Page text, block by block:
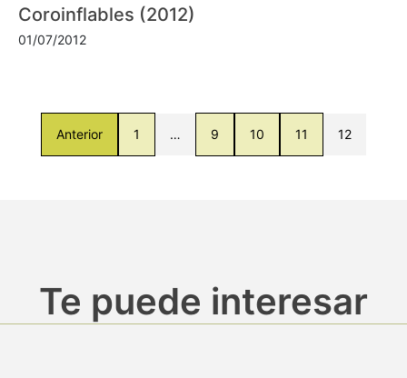
Coroinflables (2012)
01/07/2012
Anterior 1 … 9 10 11 12
Te puede interesar